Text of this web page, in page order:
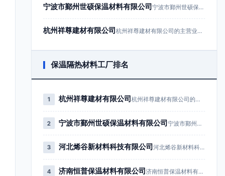
宁波市鄞州世硕保温材料有限公司 宁波市鄞州世硕保温材料有限公司成立于…
杭州祥尊建材有限公司 杭州祥尊建材有限公司的主营业务为建筑…
保温隔热材料工厂排名
1 杭州祥尊建材有限公司 杭州祥尊建材有限公司的主营业务为…
2 宁波市鄞州世硕保温材料有限公司 宁波市鄞州世硕保温材料有限公司成…
3 河北烯谷新材料科技有限公司 河北烯谷新材料科技有限公司成立于…
4 济南恒普保温材料有限公司 济南恒普保温材料有限公司成立于2…